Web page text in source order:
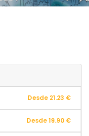
Desde 21.23 €
Desde 19.90 €